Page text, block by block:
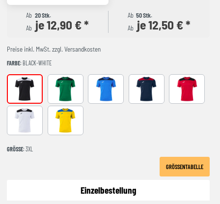
Ab 20 Stk.
Ab je 12,90 € *
Ab 50 Stk.
Ab je 12,50 € *
Preise inkl. MwSt. zzgl. Versandkosten
FARBE: BLACK-WHITE
BLACK-WHITE GREEEN-BLACK ROYAL-NAVY NAVY-RED RED-BLACK
YELLOW-ROYAL
GRÖSSE : 3XL
GRÖSSENTABELLE
Einzelbestellung